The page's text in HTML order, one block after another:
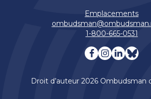
Emplacements
1-800-665-0531
VisitezVisitez
Droit d’auteur 2026 Ombudsman